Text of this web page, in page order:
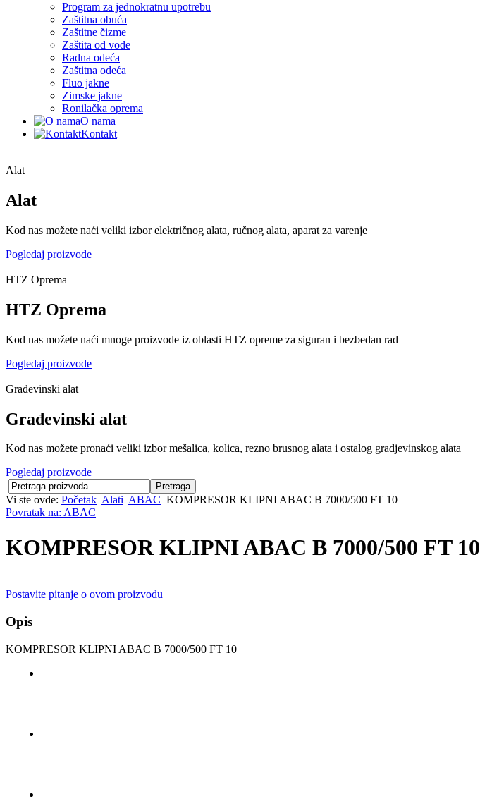
Program za jednokratnu upotrebu
Zaštitna obuća
Zaštitne čizme
Zaštita od vode
Radna odeća
Zaštitna odeća
Fluo jakne
Zimske jakne
Ronilačka oprema
O nama
Kontakt
Alat
Alat
Kod nas možete naći veliki izbor električnog alata, ručnog alata, aparat za varenje
Pogledaj proizvode
HTZ Oprema
HTZ Oprema
Kod nas možete naći mnoge proizvode iz oblasti HTZ opreme za siguran i bezbedan rad
Pogledaj proizvode
Građevinski alat
Građevinski alat
Kod nas možete pronaći veliki izbor mešalica, kolica, rezno brusnog alata i ostalog gradjevinskog alata
Pogledaj proizvode
Vi ste ovde: Početak Alati ABAC KOMPRESOR KLIPNI ABAC B 7000/500 FT 10
Povratak na: ABAC
KOMPRESOR KLIPNI ABAC B 7000/500 FT 10
Postavite pitanje o ovom proizvodu
Opis
KOMPRESOR KLIPNI ABAC B 7000/500 FT 10